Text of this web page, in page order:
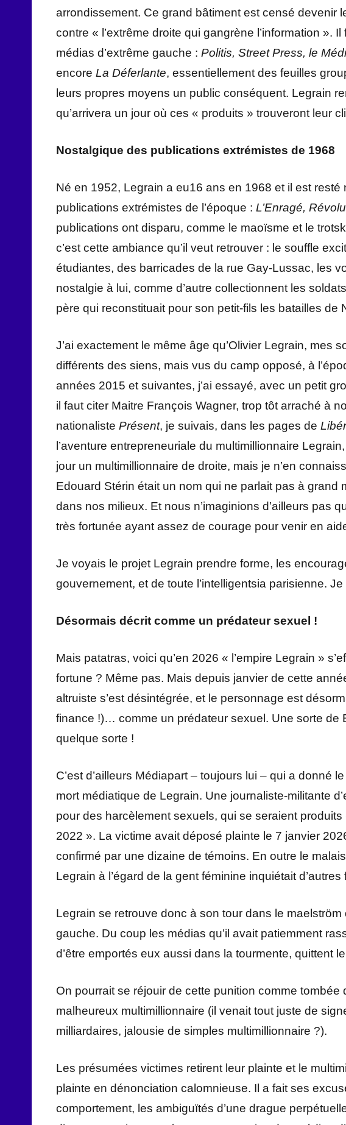
arrondissement. Ce grand bâtiment est censé devenir
contre « l’extrême droite qui gangrène l’information ».
médias d’extrême gauche : Politis, Street Press, le
encore La Déferlante, essentiellement des feuilles
leurs propres moyens un public conséquent. Legrain
qu’arrivera un jour où ces « produits » trouveront leur
Nostalgique des publications extrémistes de 1968
Né en 1952, Legrain a eu16 ans en 1968 et il est
publications extrémistes de l’époque : L’Enragé,
publications ont disparu, comme le maoïsme et le
c’est cette ambiance qu’il veut retrouver : le souffle
étudiantes, des barricades de la rue Gay-Lussac, les
nostalgie à lui, comme d’autre collectionnent les
père qui reconstituait pour son petit-fils les batailles de
J’ai exactement le même âge qu’Olivier Legrain, mes
différents des siens, mais vus du camp opposé, à
années 2015 et suivantes, j’ai essayé, avec un petit
il faut citer Maitre François Wagner, trop tôt arraché à
nationaliste Présent, je suivais, dans les pages de
l’aventure entrepreneuriale du multimillionnaire
jour un multimillionnaire de droite, mais je n’en
Edouard Stérin était un nom qui ne parlait pas à grand
dans nos milieux. Et nous n’imaginions d’ailleurs pas
très fortunée ayant assez de courage pour venir en
Je voyais le projet Legrain prendre forme, les
gouvernement, et de toute l’intelligentsia parisienne.
Désormais décrit comme un prédateur sexuel !
Mais patatras, voici qu’en 2026 « l’empire Legrain »
fortune ? Même pas. Mais depuis janvier de cette
altruiste s’est désintégrée, et le personnage est
finance !)… comme un prédateur sexuel. Une sorte de
quelque sorte !
C’est d’ailleurs Médiapart – toujours lui – qui a donné
mort médiatique de Legrain. Une journaliste-militante
pour des harcèlement sexuels, qui se seraient
2022 ». La victime avait déposé plainte le 7 janvier
confirmé par une dizaine de témoins. En outre le
Legrain à l’égard de la gent féminine inquiétait
Legrain se retrouve donc à son tour dans le
gauche. Du coup les médias qu’il avait patiemment
d’être emportés eux aussi dans la tourmente, quittent
On pourrait se réjouir de cette punition comme tombée
malheureux multimillionnaire (il venait tout juste de
milliardaires, jalousie de simples multimillionnaire ?).
Les présumées victimes retirent leur plainte et le
plainte en dénonciation calomnieuse. Il a fait ses
comportement, les ambiguïtés d’une drague